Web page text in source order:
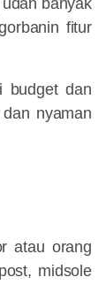
banyak
fitur
budget dan
nyaman
atau orang
midsole